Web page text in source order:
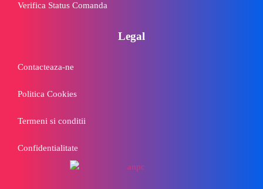
Verifica Status Comanda
Legal
Contacteaza-ne
Politica Cookies
Termeni si conditii
Confidentialitate